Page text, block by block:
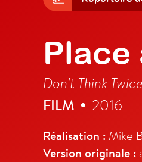
Place
Don't Think Twice
FILM • 2016
Réalisation : Mike
Version originale :